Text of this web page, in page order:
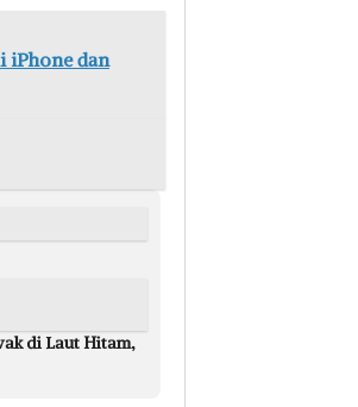
iPhone dan
di Laut Hitam,